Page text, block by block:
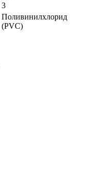
3
Поливинилхлорид
(PVC)